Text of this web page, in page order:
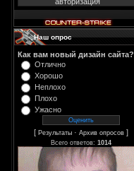
Наш опрос
Как вам новый дизайн сайта?
Отлично
Хорошо
Неплохо
Плохо
Ужасно
[ Результаты · Архив опросов ]
Всего ответов: 1014